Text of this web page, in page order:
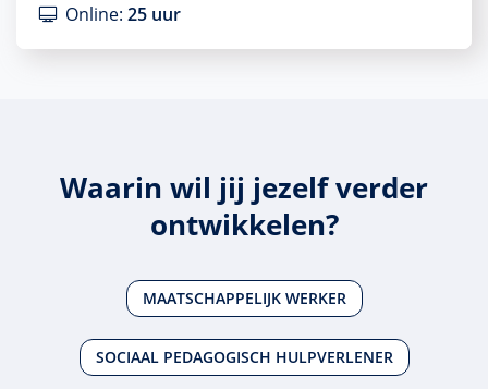
Online: 25 uur
Waarin wil jij jezelf verder
ontwikkelen?
MAATSCHAPPELIJK WERKER
SOCIAAL PEDAGOGISCH HULPVERLENER